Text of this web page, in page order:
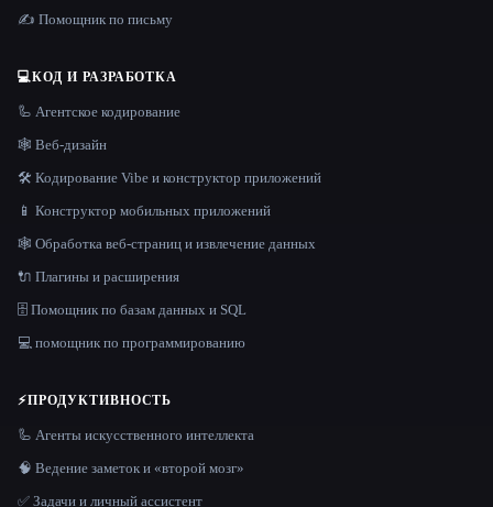
✍️ Помощник по письму
💻КОД И РАЗРАБОТКА
🦾 Агентское кодирование
🕸 Веб-дизайн
🛠️ Кодирование Vibe и конструктор приложений
📱 Конструктор мобильных приложений
🕸️ Обработка веб-страниц и извлечение данных
🔌 Плагины и расширения
🗄️ Помощник по базам данных и SQL
💻 помощник по программированию
⚡ПРОДУКТИВНОСТЬ
🦾 Агенты искусственного интеллекта
🧠 Ведение заметок и «второй мозг»
✅ Задачи и личный ассистент